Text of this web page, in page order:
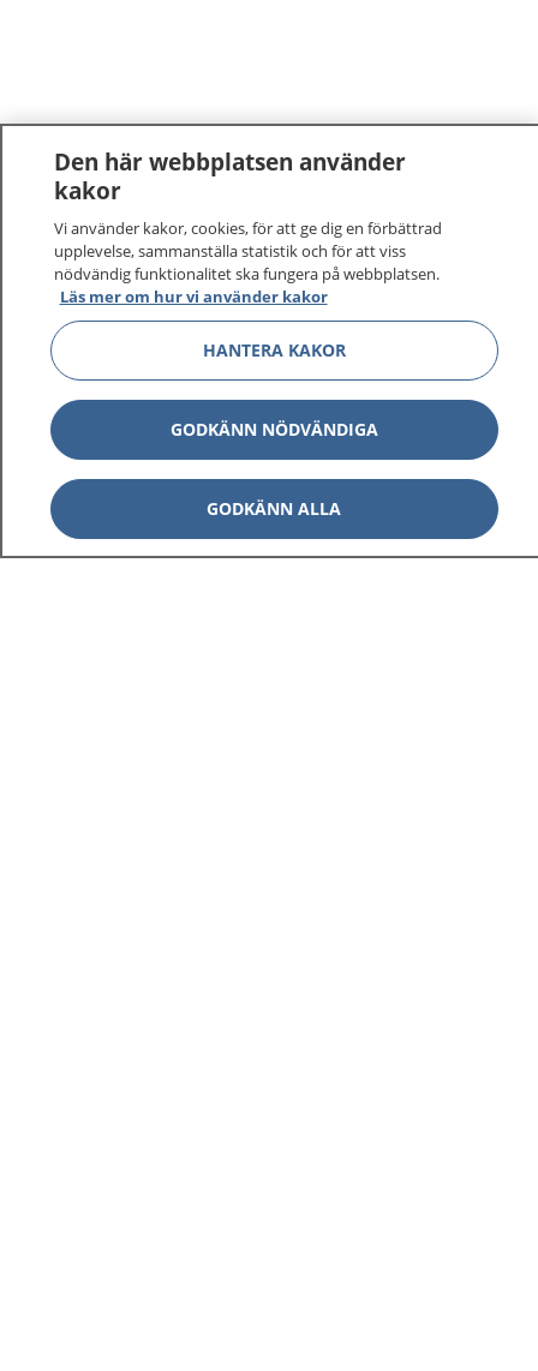
Den här webbplatsen använder
kakor
Vi använder kakor, cookies, för att ge dig en förbättrad
upplevelse, sammanställa statistik och för att viss
nödvändig funktionalitet ska fungera på webbplatsen.
Läs mer om hur vi använder kakor
HANTERA KAKOR
GODKÄNN NÖDVÄNDIGA
GODKÄNN ALLA